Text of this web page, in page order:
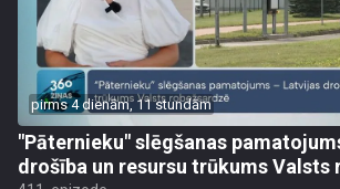
pirms 4 dienām, 11 stundām
"Pāternieku" slēgšanas
drošība un resursu trūkums Valsts